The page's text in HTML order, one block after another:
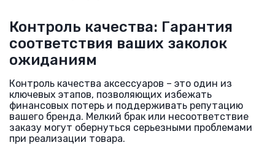
Контроль качества: Гарантия
соответствия ваших заколок
ожиданиям
Контроль качества аксессуаров – это один из
ключевых этапов, позволяющих избежать
финансовых потерь и поддерживать репутацию
вашего бренда. Мелкий брак или несоответствие
заказу могут обернуться серьезными проблемами
при реализации товара.